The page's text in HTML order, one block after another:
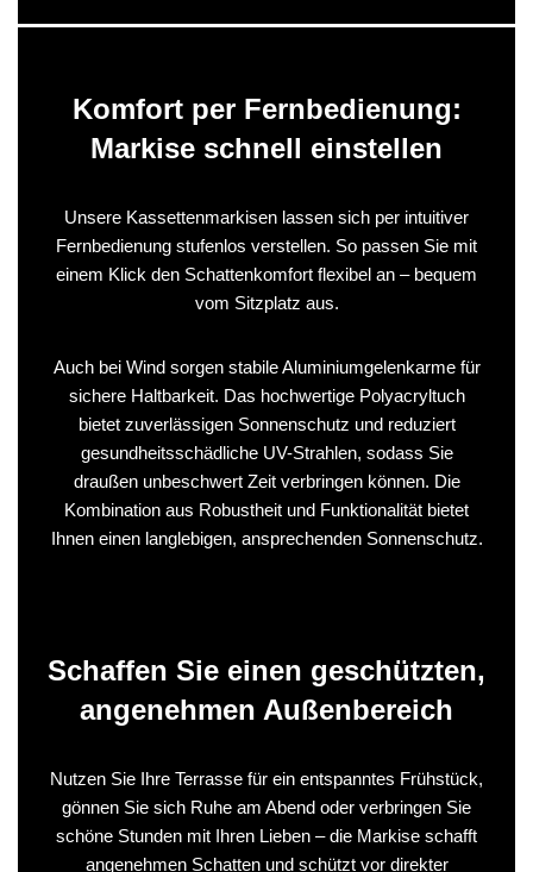
Komfort per Fernbedienung:
Markise schnell einstellen
Unsere Kassettenmarkisen lassen sich per intuitiver
Fernbedienung stufenlos verstellen. So passen Sie mit
einem Klick den Schattenkomfort flexibel an – bequem
vom Sitzplatz aus.
Auch bei Wind sorgen stabile Aluminiumgelenkarme für
sichere Haltbarkeit. Das hochwertige Polyacryltuch
bietet zuverlässigen Sonnenschutz und reduziert
gesundheitsschädliche UV-Strahlen, sodass Sie
draußen unbeschwert Zeit verbringen können. Die
Kombination aus Robustheit und Funktionalität bietet
Ihnen einen langlebigen, ansprechenden Sonnenschutz.
Schaffen Sie einen geschützten,
angenehmen Außenbereich
Nutzen Sie Ihre Terrasse für ein entspanntes Frühstück,
gönnen Sie sich Ruhe am Abend oder verbringen Sie
schöne Stunden mit Ihren Lieben – die Markise schafft
angenehmen Schatten und schützt vor direkter